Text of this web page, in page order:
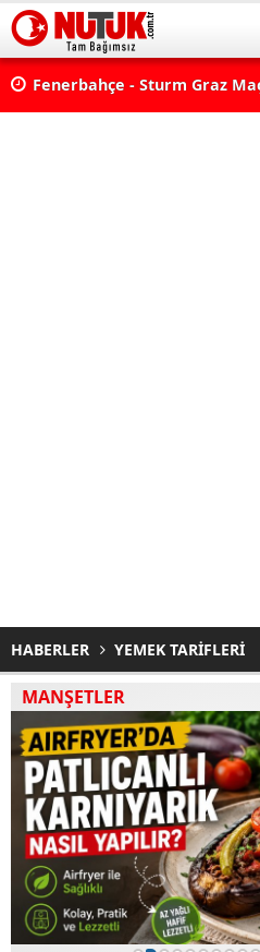
Fenerbahçe - Sturm Graz
HABERLER YEMEK TARİFLERİ
MANŞETLER